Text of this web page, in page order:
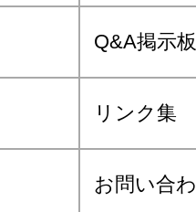
Q&A掲示板
リンク集
お問い合